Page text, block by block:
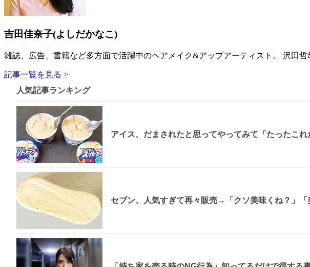
吉田佳奈子(よしだかなこ)
雑誌、広告、書籍など多方面で活躍中のヘアメイク&アップアーティスト。 沢田哲
記事一覧を見る >
人気記事ランキング
アイス、だまされたと思ってやってみて「たったこ
セブン、人気すぎて再々販売→「クソ美味くね？」